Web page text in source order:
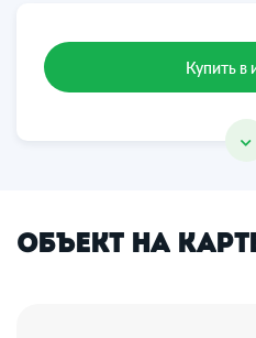
Купить в
Объект на